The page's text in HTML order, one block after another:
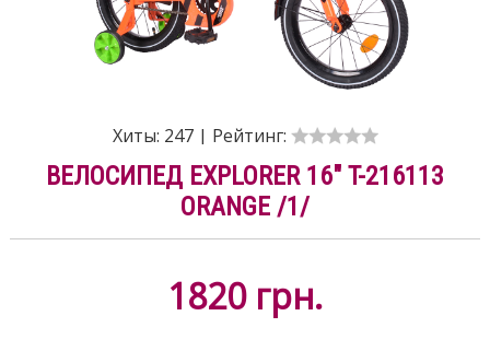
Хиты: 247 | Рейтинг:
ВЕЛОСИПЕД EXPLORER 16" T-216113
ORANGE /1/
1820 грн.